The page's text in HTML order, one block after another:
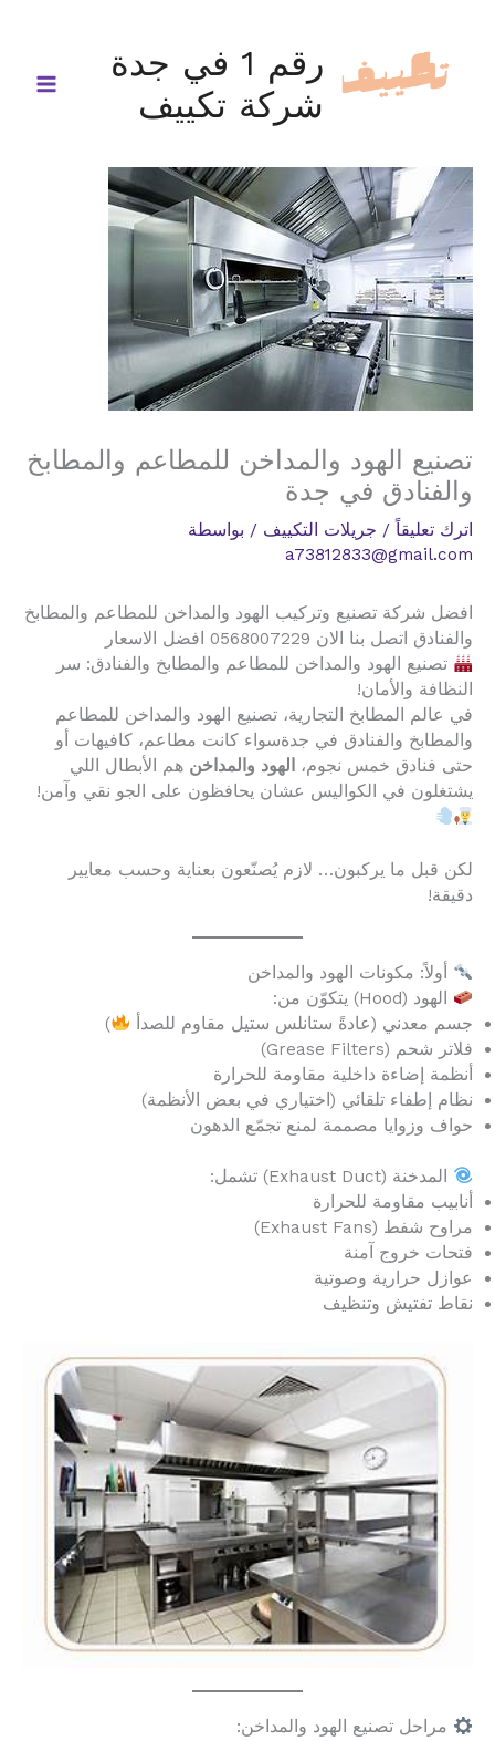
المحتوى
رقم 1 في جدة
شركة تكييف
تصنيع الهود والمداخن للمطاعم والمطابخ
والفنادق في جدة
اترك تعليقاً / جريلات التكييف / بواسطة
a73812833@gmail.com
افضل شركة تصنيع وتركيب الهود والمداخن للمطاعم والمطابخ
والفنادق اتصل بنا الان 0568007229 افضل الاسعار
تصنيع الهود والمداخن للمطاعم والمطابخ والفنادق: سر
النظافة والأمان!
في عالم المطابخ التجارية، تصنيع الهود والمداخن للمطاعم
والمطابخ والفنادق في جدةسواء كانت مطاعم، كافيهات أو
حتى فنادق خمس نجوم،
الهود والمداخن هم الأبطال اللي
يشتغلون في الكواليس عشان يحافظون على الجو نقي وآمن!
لكن قبل ما يركبون… لازم يُصنّعون بعناية وحسب معايير
دقيقة!
أولاً: مكونات الهود والمداخن
الهود (Hood) يتكوّن من:
جسم معدني (عادةً ستانلس ستيل مقاوم للصدأ
)
فلاتر شحم (Grease Filters)
أنظمة إضاءة داخلية مقاومة للحرارة
نظام إطفاء تلقائي (اختياري في بعض الأنظمة)
حواف وزوايا مصممة لمنع تجمّع الدهون
المدخنة (Exhaust Duct) تشمل:
أنابيب مقاومة للحرارة
مراوح شفط (Exhaust Fans)
فتحات خروج آمنة
عوازل حرارية وصوتية
نقاط تفتيش وتنظيف
مراحل تصنيع الهود والمداخن: